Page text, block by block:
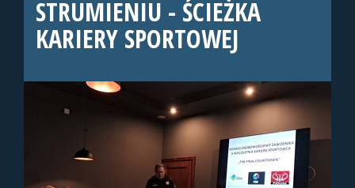
STRUMIENIU - ŚCIEŻKA
KARIERY SPORTOWEJ